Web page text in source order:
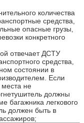
количества
средства,
опасные грузы,
конкретного
отвечает ДСТУ
средства,
состоянии в
Если
места не
должны
багажника легкового
должен быть в